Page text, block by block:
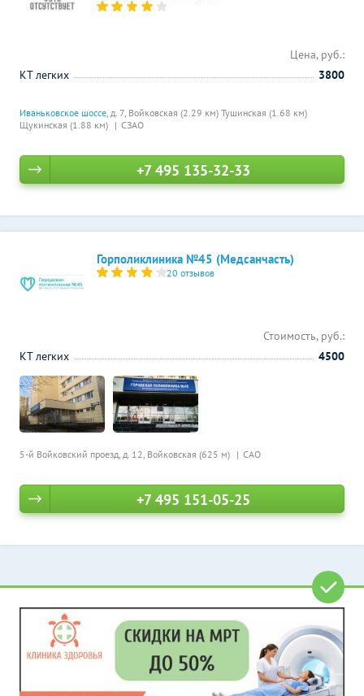
Иваньковское шоссе, д. 7, Войковская (2.29 км) Тушинская (1.68 км)
Щукинская (1.88 км)
СЗАО
Цена, руб.:
КТ легких
3800
+7 495 135-32-33
Горполиклиника №45 (Медсанчасть)
20 отзывов
5-й Войковский проезд, д. 12, Войковская (625 м) САО
Стоимость, руб.:
КТ легких
4500
+7 495 151-05-25